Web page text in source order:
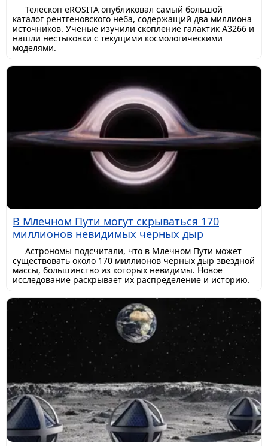
Телескоп eROSITA опубликовал самый большой
каталог рентгеновского неба, содержащий два миллиона
источников. Ученые изучили скопление галактик A3266 и
нашли нестыковки с текущими космологическими
моделями.
В Млечном Пути могут скрываться 170
миллионов невидимых черных дыр
Астрономы подсчитали, что в Млечном Пути может
существовать около 170 миллионов черных дыр звездной
массы, большинство из которых невидимы. Новое
исследование раскрывает их распределение и историю.